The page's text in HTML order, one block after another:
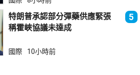
特朗普承認部分彈藥供應緊張
稱霍峽協議未達成
5
國際 10小時前